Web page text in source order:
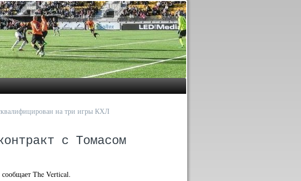
на три игры КХЛ
с Томасом
сообщает The Vertical.